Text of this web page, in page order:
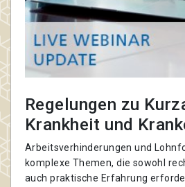
Regelungen zu
Krankheit und
Arbeitsverhinderungen und
komplexe Themen, die sowohl
auch praktische Erfahrung